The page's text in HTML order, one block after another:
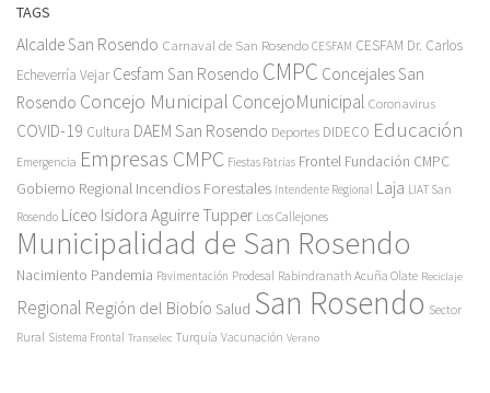
TAGS
Alcalde San Rosendo Carnaval de San Rosendo CESFAM CESFAM Dr. Carlos
Echeverría Vejar Cesfam San Rosendo CMPC Concejales San
Rosendo Concejo Municipal ConcejoMunicipal Coronavirus
COVID-19 Cultura DAEM San Rosendo Deportes DIDECO Educación
Emergencia Empresas CMPC Fiestas Patrias Frontel Fundación CMPC
Gobierno Regional Incendios Forestales Intendente Regional Laja LIAT San
Rosendo Liceo Isidora Aguirre Tupper Los Callejones
Municipalidad de San Rosendo
Nacimiento Pandemia Pavimentación Prodesal Rabindranath Acuña Olate Reciclaje
Regional Región del Biobío Salud San Rosendo Sector
Rural Sistema Frontal Transelec Turquía Vacunación Verano